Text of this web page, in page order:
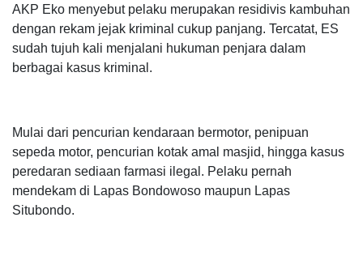
AKP Eko menyebut pelaku merupakan residivis kambuhan
dengan rekam jejak kriminal cukup panjang. Tercatat, ES
sudah tujuh kali menjalani hukuman penjara dalam
berbagai kasus kriminal.
Mulai dari pencurian kendaraan bermotor, penipuan
sepeda motor, pencurian kotak amal masjid, hingga kasus
peredaran sediaan farmasi ilegal. Pelaku pernah
mendekam di Lapas Bondowoso maupun Lapas
Situbondo.